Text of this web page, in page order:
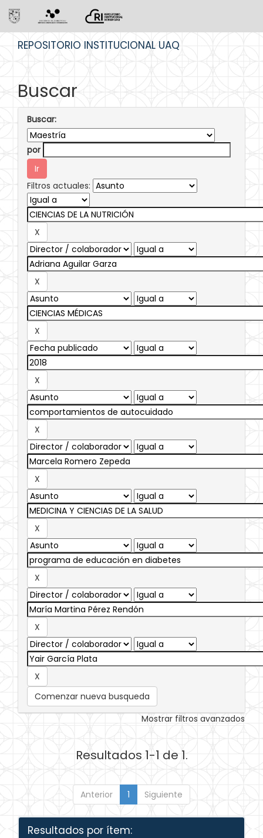
REPOSITORIO INSTITUCIONAL UAQ
Buscar
Buscar:
por
Filtros actuales:
Comenzar nueva busqueda
Mostrar filtros avanzados
Resultados 1-1 de 1.
Anterior 1 Siguiente
Resultados por ítem: